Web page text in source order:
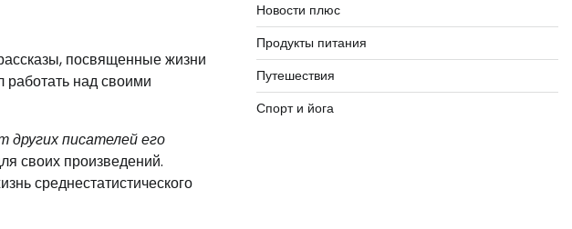
посвященные жизни
над своими
писателей его
своих произведений.
среднестатистического
Новости плюс
Продукты питания
Путешествия
Спорт и йога